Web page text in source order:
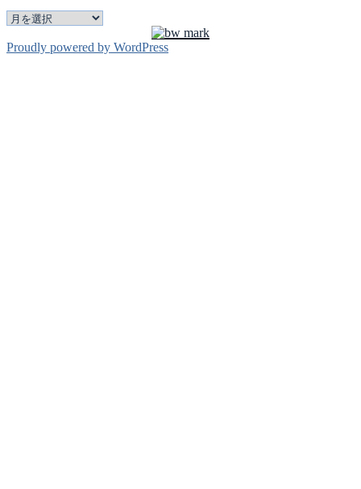
ー
ア
カ
Proudly powered by WordPress